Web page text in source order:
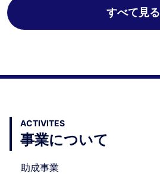
すべて見る
ACTIVITES
事業について
助成事業